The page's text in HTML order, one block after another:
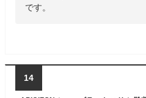
です。
14